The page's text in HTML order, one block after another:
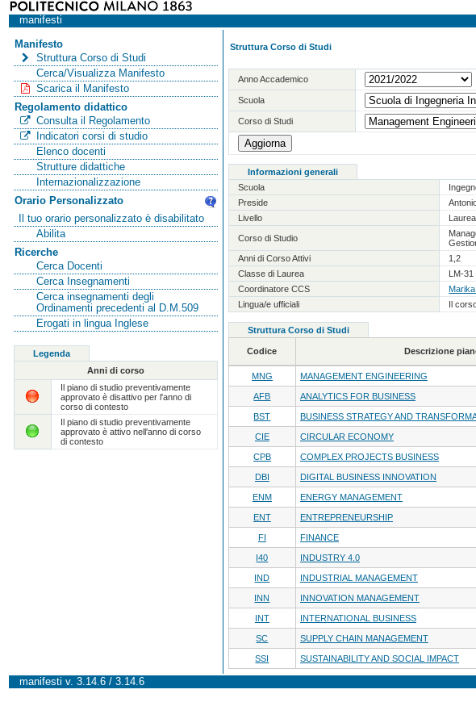
manifesti
Manifesto
Struttura Corso di Studi
Cerca/Visualizza Manifesto
Scarica il Manifesto
Regolamento didattico
Consulta il Regolamento
Indicatori corsi di studio
Elenco docenti
Strutture didattiche
Internazionalizzazione
Orario Personalizzato
Il tuo orario personalizzato è disabilitato
Abilita
Ricerche
Cerca Docenti
Cerca Insegnamenti
Cerca insegnamenti degli
Ordinamenti precedenti al D.M.509
Erogati in lingua Inglese
Legenda
Anni di corso
Il piano di studio preventivamente
approvato è disattivo per l'anno di
corso di contesto
Il piano di studio preventivamente
approvato è attivo nell'anno di corso
di contesto
Struttura Corso di Studi
Anno Accademico
Scuola
Corso di Studi
Informazioni generali
Scuola
Preside
Livello
Corso di Studio
Anni di Corso Attivi 1,2
Classe di Laurea
LM-31
Coordinatore CCS
Lingua/e ufficiali
Il
Struttura Corso di Studi
Codice Descrizione
MNG
MANAGEMENT ENGINEERING
AFB ANALYTICS FOR BUSINESS
BST BUSINESS STRATEGY AND
CIE CIRCULAR ECONOMY
CPB COMPLEX PROJECTS BUSINESS
DBI DIGITAL BUSINESS INNOVATION
ENM ENERGY MANAGEMENT
ENT ENTREPRENEURSHIP
FI FINANCE
I40 INDUSTRY 4.0
IND INDUSTRIAL MANAGEMENT
INN INNOVATION MANAGEMENT
INT INTERNATIONAL BUSINESS
SC SUPPLY CHAIN MANAGEMENT
SSI SUSTAINABILITY AND SOCIAL IMPACT
manifesti v. 3.14.6 / 3.14.6